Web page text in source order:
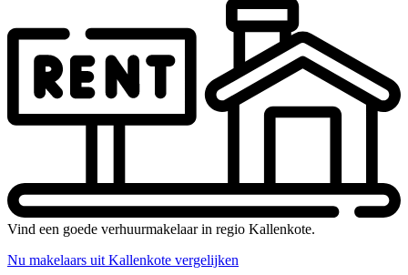
Vind een goede verhuurmakelaar in regio Kallenkote.
Nu makelaars uit Kallenkote vergelijken